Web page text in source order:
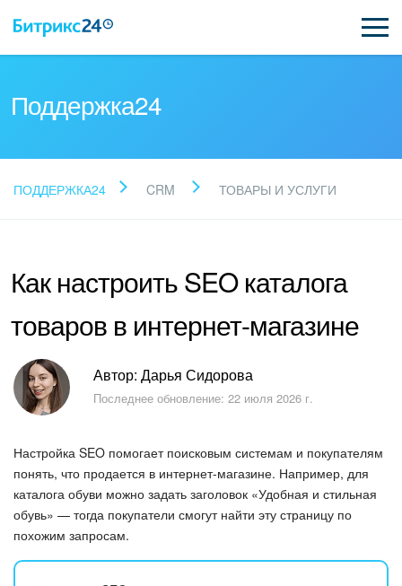
Прочитайте готовые
Новые статьи
Поддержка Битрикс24
Регистрация и вход
Безопасность в Битрикс24
Тарифы и оплата
С чего начать
AI в Битрикс24
Поддержка24
ПОДДЕРЖКА24 CRM ТОВАРЫ И УСЛУГИ
Как настроить SEO каталога
товаров в интернет-магазине
Автор: Дарья Сидорова
Последнее обновление: 22 июля 2026 г.
Настройка SEO помогает поисковым системам и покупателям
понять, что продается в интернет-магазине. Например, для
каталога обуви можно задать заголовок «Удобная и стильная
обувь» — тогда покупатели смогут найти эту страницу по
похожим запросам.